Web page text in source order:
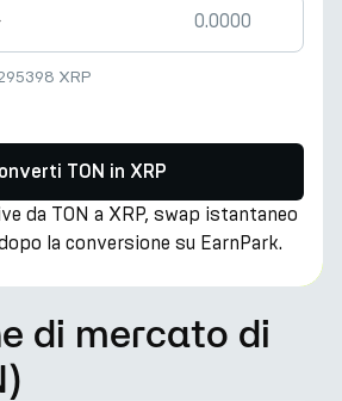
XRP
TON in XRP
da TON a XRP, swap istantaneo
la conversione su EarnPark.
di mercato di